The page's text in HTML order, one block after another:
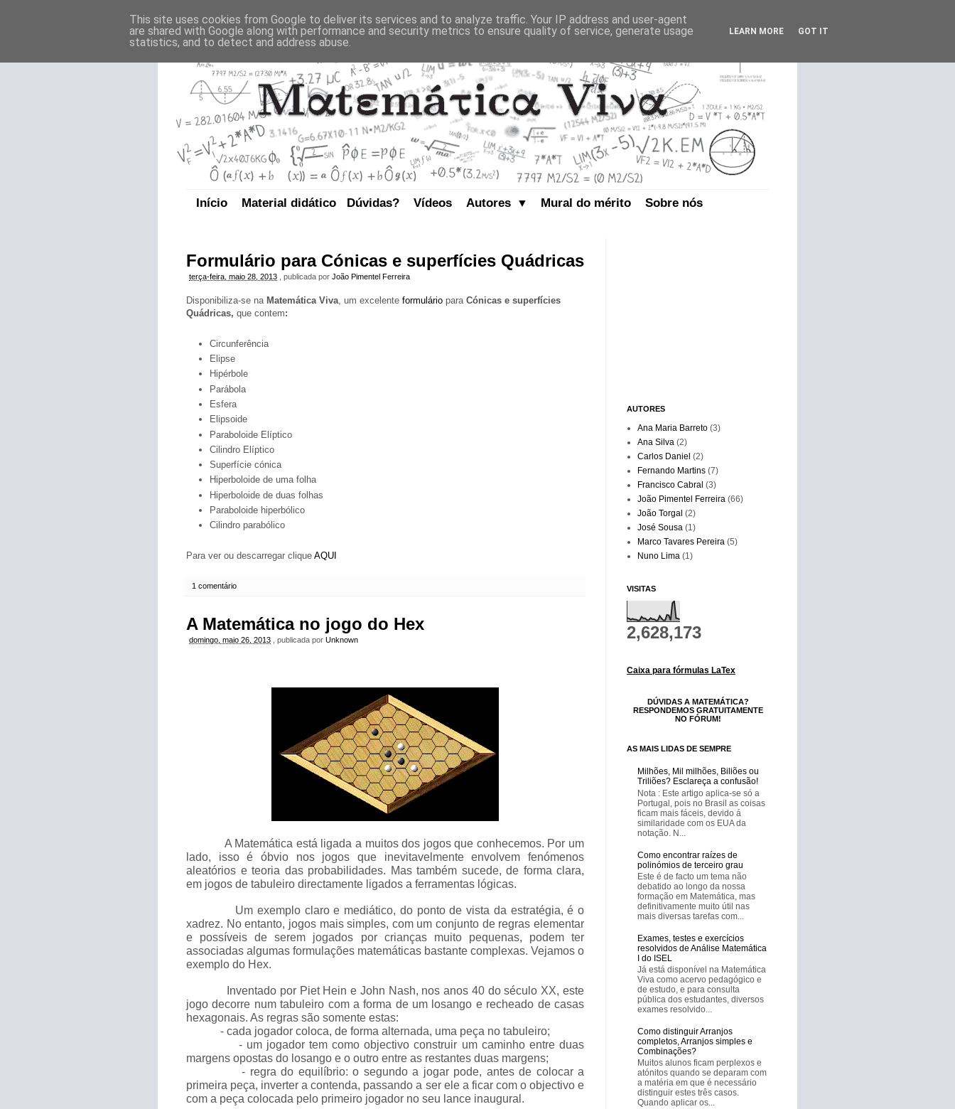
Início Material didático Dúvidas? Vídeos Autores ▼ Mural do mérito Sobre nós
Formulário para Cónicas e superfícies Quádricas
terça-feira, maio 28, 2013 , publicada porJoão Pimentel Ferreira
Disponibiliza-se na Matemática Viva, um excelente formulário para Cónicas e superfícies
Quádricas, que contem:
Circunferência
Elipse
Hipérbole
Parábola
Esfera
Elipsoide
Paraboloide Elíptico
Cilindro Elíptico
Superfície cónica
Hiperboloide de uma folha
Hiperboloide de duas folhas
Paraboloide hiperbólico
Cilindro parabólico
Para ver ou descarregar clique AQUI
1 comentário
A Matemática no jogo do Hex
domingo, maio 26, 2013 , publicada porUnknown
A Matemática está ligada a muitos dos jogos que conhecemos. Por um
lado, isso é óbvio nos jogos que inevitavelmente envolvem fenómenos
aleatórios e teoria das probabilidades. Mas também sucede, de forma clara,
em jogos de tabuleiro directamente ligados a ferramentas lógicas.
Um exemplo claro e mediático, do ponto de vista da estratégia, é o
xadrez. No entanto, jogos mais simples, com um conjunto de regras elementar
e possíveis de serem jogados por crianças muito pequenas, podem ter
associadas algumas formulações matemáticas bastante complexas. Vejamos o
exemplo do Hex.
Inventado por Piet Hein e John Nash, nos anos 40 do século XX, este
jogo decorre num tabuleiro com a forma de um losango e recheado de casas
hexagonais. As regras são somente estas:
- cada jogador coloca, de forma alternada, uma peça no tabuleiro;
- um jogador tem como objectivo construir um caminho entre duas
margens opostas do losango e o outro entre as restantes duas margens;
- regra do equilíbrio: o segundo a jogar pode, antes de colocar a
primeira peça, inverter a contenda, passando a ser ele a ficar com o objectivo e
com a peça colocada pelo primeiro jogador no seu lance inaugural.
AUTORES
Ana Maria Barreto (3)
Ana Silva (2)
Carlos Daniel (2)
Fernando Martins (7)
Francisco Cabral (3)
João Pimentel Ferreira (66)
João Torgal (2)
José Sousa (1)
Marco Tavares Pereira (5)
Nuno Lima (1)
VISITAS
2,628,173
Caixa para fórmulas LaTex
DÚVIDAS A MATEMÁTICA?
RESPONDEMOS GRATUITAMENTE
NO FÓRUM!
AS MAIS LIDAS DE SEMPRE
Milhões, Mil milhões, Biliões ou
Triliões? Esclareça a confusão!
Nota : Este artigo aplica-se só a
Portugal, pois no Brasil as coisas
ficam mais fáceis, devido á
similaridade com os EUA da
notação. N...
Como encontrar raízes de
polinómios de terceiro grau
Este é de facto um tema não
debatido ao longo da nossa
formação em Matemática, mas
definitivamente muito útil nas
mais diversas tarefas com...
Exames, testes e exercícios
resolvidos de Análise Matemática
I do ISEL
Já está disponível na Matemática
Viva como acervo pedagógico e
de estudo, e para consulta
pública dos estudantes, diversos
exames resolvido...
Como distinguir Arranjos
completos, Arranjos simples e
Combinações?
Muitos alunos ficam perplexos e
atónitos quando se deparam com
a matéria em que é necessário
distinguir estes três casos.
Quando aplicar os...
This site uses cookies from Google to deliver its services and to analyze traffic. Your IP address and user-agent
are shared with Google along with performance and security metrics to ensure quality of service, generate usage
statistics, and to detect and address abuse.
LEARN MORE GOT IT